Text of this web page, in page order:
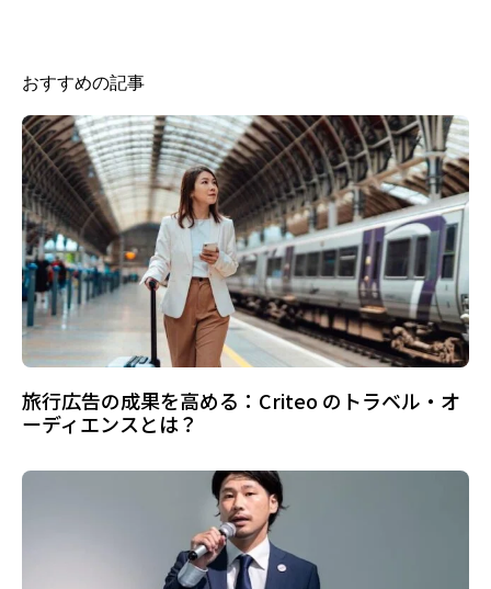
おすすめの記事
旅行広告の成果を高める：Criteo のトラベル・オ
ーディエンスとは？